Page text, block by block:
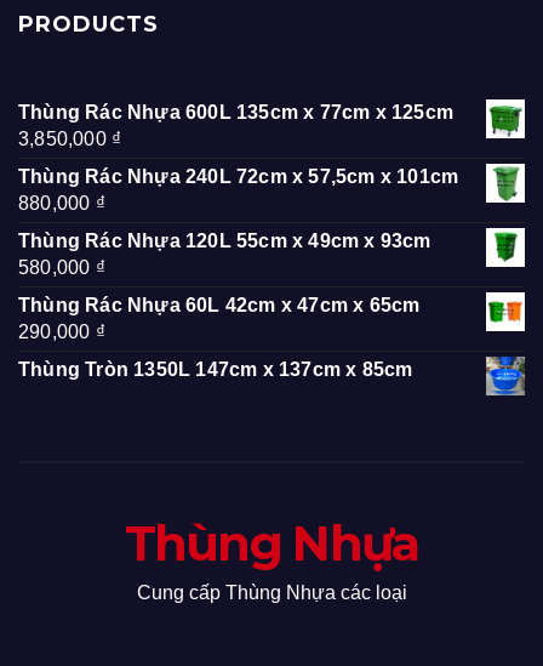
PRODUCTS
Thùng Rác Nhựa 600L 135cm x 77cm x 125cm
3,850,000 ₫
Thùng Rác Nhựa 240L 72cm x 57,5cm x 101cm
880,000 ₫
Thùng Rác Nhựa 120L 55cm x 49cm x 93cm
580,000 ₫
Thùng Rác Nhựa 60L 42cm x 47cm x 65cm
290,000 ₫
Thùng Tròn 1350L 147cm x 137cm x 85cm
Thùng Nhựa
Cung cấp Thùng Nhựa các loại